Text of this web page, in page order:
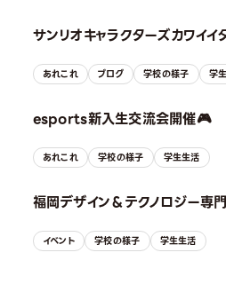
サンリオキャラクターズカワイイ
あれこれ ブログ 学校の様子 学
esports新入生交流会開催🎮
あれこれ 学校の様子 学生生活
福岡デザイン＆テクノロジー専
イベント 学校の様子 学生生活